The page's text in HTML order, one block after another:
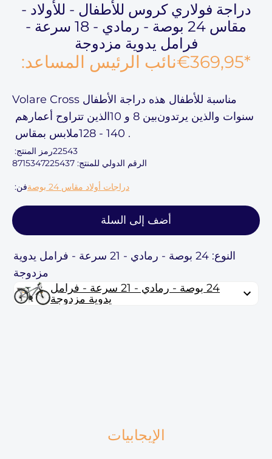
دراجة فولاري كروس للأطفال - للأولاد -
مقاس 24 بوصة - رمادي - 18 سرعة -
فرامل يدوية مزدوجة
نائب الرئيس المساعد:€369,95*
دراجة الأطفال Volare Cross هذه مناسبة للأطفال
الذين تتراوح أعمارهم
بين 8 و 10سنوات والذين يرتدون
ملابس بمقاس128 - 140 .
رمز المنتج:22543
الرقم الدولي للمنتج: 8715347225437
فن: دراجات أولاد مقاس 24 بوصة
أضف إلى السلة
النوع: 24 بوصة - رمادي - 21 سرعة - فرامل يدوية
مزدوجة
24 بوصة - رمادي - 21 سرعة - فرامل
يدوية مزدوجة
الإيجابيات